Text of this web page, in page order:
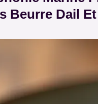
Beurre Dail